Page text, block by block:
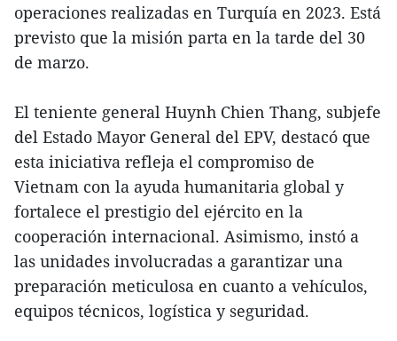
operaciones realizadas en Turquía en 2023. Está
previsto que la misión parta en la tarde del 30
de marzo.
El teniente general Huynh Chien Thang, subjefe
del Estado Mayor General del EPV, destacó que
esta iniciativa refleja el compromiso de
Vietnam con la ayuda humanitaria global y
fortalece el prestigio del ejército en la
cooperación internacional. Asimismo, instó a
las unidades involucradas a garantizar una
preparación meticulosa en cuanto a vehículos,
equipos técnicos, logística y seguridad.